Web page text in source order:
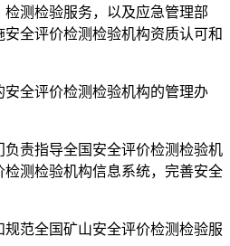
测检验服务，以及应急管理部
全评价检测检验机构资质认可和
全评价检测检验机构的管理办
责指导全国安全评价检测检验机
测检验机构信息系统，完善安全
规范全国矿山安全评价检测检验服